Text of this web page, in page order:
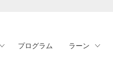
プログラム ラーン